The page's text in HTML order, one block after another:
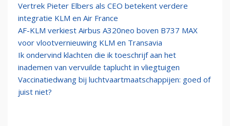
Vertrek Pieter Elbers als CEO betekent verdere
integratie KLM en Air France
AF-KLM verkiest Airbus A320neo boven B737 MAX
voor vlootvernieuwing KLM en Transavia
Ik ondervind klachten die ik toeschrijf aan het
inademen van vervuilde taplucht in vliegtuigen
Vaccinatiedwang bij luchtvaartmaatschappijen: goed of
juist niet?